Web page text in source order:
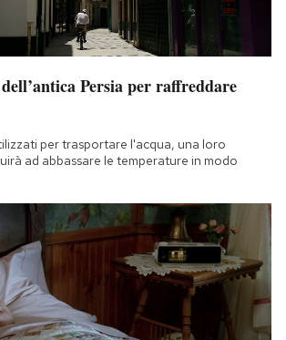
Persia per raffreddare
per trasportare l'acqua, una loro
ad abbassare le temperature in modo